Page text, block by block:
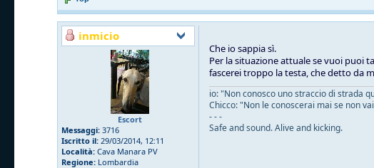
inmicio
Escort
Messaggi: 3716
Iscritto il: 29/03/2014, 12:11
Località: Cava Manara PV
Regione: Lombardia
Che io sappia sì.
Per la situazione attuale se vuoi puoi
fascerei troppo la testa, che detto da
io: "Non conosco uno straccio di strada
Chicco: "Non le conoscerai mai se non
- - -
Safe and sound. Alive and kicking.